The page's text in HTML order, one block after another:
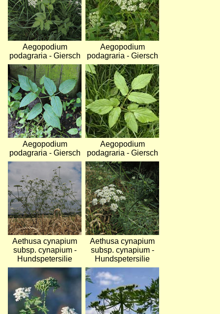
Aegopodium
podagraria - Giersch
Aegopodium
podagraria - Giersch
Bild
Aegopodium
podagraria - Giersch
Bild
Aegopodium
podagraria - Giersch
Bild
Aethusa cynapium
subsp. cynapium -
Hundspetersilie
Bild
Aethusa cynapium
subsp. cynapium -
Hundspetersilie
Bild